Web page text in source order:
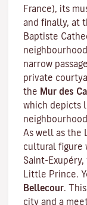
France), its
and finally, at
Baptiste
narrow
private
the Mur des
which depicts
As well as the
cultural figure
Saint-
Little Prince.
Bellecour.
city and a